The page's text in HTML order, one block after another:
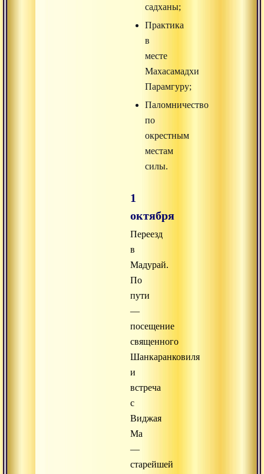
садханы;
Практика
в
месте
Махасамадхи
Парамгуру;
Паломничество
по
окрестным
местам
силы.
1
октября
Переезд
в
Мадурай.
По
пути
—
посещение
священного
Шанкаранковиля
и
встреча
с
Виджая
Ма
—
старейшей